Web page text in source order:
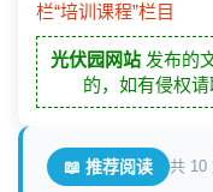
栏“培训课程”栏目
光伏园网站 发布的
的，如有侵权请
📖 推荐阅读 共 10